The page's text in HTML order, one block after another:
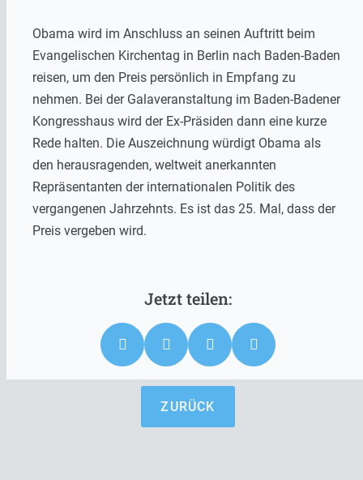
Obama wird im Anschluss an seinen Auftritt beim
Evangelischen Kirchentag in Berlin nach Baden-Baden
reisen, um den Preis persönlich in Empfang zu
nehmen. Bei der Galaveranstaltung im Baden-Badener
Kongresshaus wird der Ex-Präsiden dann eine kurze
Rede halten. Die Auszeichnung würdigt Obama als
den herausragenden, weltweit anerkannten
Repräsentanten der internationalen Politik des
vergangenen Jahrzehnts. Es ist das 25. Mal, dass der
Preis vergeben wird.
ZURÜCK